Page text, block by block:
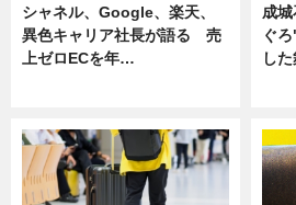
シャネル、Google、楽天、
異色キャリア社長が語る 売
上ゼロECを年…
成城
ぐ
し